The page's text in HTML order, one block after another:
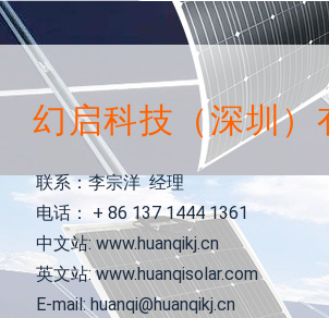
幻启科技（深圳）
联系：李宗洋 经理
电话： + 86 137 1444 1361
中文站: www.huanqikj.cn
英文站: www.huanqisolar.com
E-mail: huanqi@huanqikj.cn